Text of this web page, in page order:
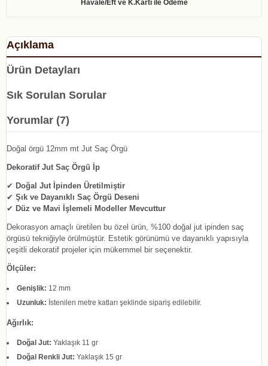
Açıklama
Ürün Detayları
Sık Sorulan Sorular
Yorumlar (7)
Doğal örgü 12mm mt Jut Saç Örgü
Dekoratif Jut Saç Örgü İp
✔ Doğal Jut İpinden Üretilmiştir
✔ Şık ve Dayanıklı Saç Örgü Deseni
✔ Düz ve Mavi İşlemeli Modeller Mevcuttur
Dekorasyon amaçlı üretilen bu özel ürün, %100 doğal jut ipinden saç
örgüsü tekniğiyle örülmüştür. Estetik görünümü ve dayanıklı yapısıyla
çeşitli dekoratif projeler için mükemmel bir seçenektir.
Ölçüler:
Genişlik: 12 mm
Uzunluk: İstenilen metre katları şeklinde sipariş edilebilir.
Ağırlık:
Doğal Jut: Yaklaşık 11 gr
Doğal Renkli Jut: Yaklaşık 15 gr